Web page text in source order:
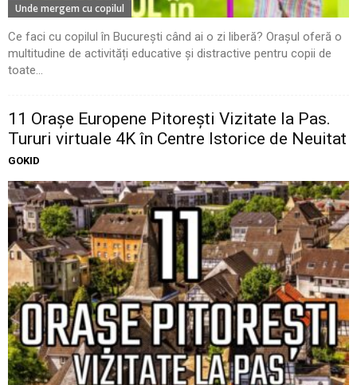
Unde mergem cu copilul
Ce faci cu copilul în București când ai o zi liberă? Orașul oferă o
multitudine de activități educative și distractive pentru copii de
toate...
11 Oraşe Europene Pitoreşti Vizitate la Pas.
Tururi virtuale 4K în Centre Istorice de Neuitat
GOKID